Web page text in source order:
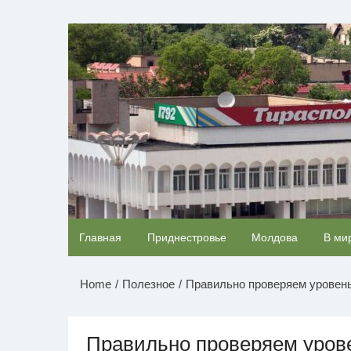
содержимомуНОВОСТИ
Главная Приднестровье Молдова В
Home Полезное Правильно проверяем
Правильно проверяем
Королева вагона отожгла! Видео не оставит
равнодушным